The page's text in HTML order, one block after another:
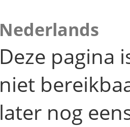
Nederlands
Deze pagina
niet
later nog